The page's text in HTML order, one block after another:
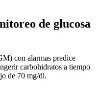
de glucosa
con alarmas predice
carbohidratos a tiempo
de 70 mg/dl.